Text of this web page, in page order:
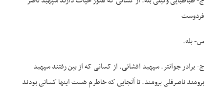
فردوست
س- بله.
ج- برادر جوانتر. سپهبد افشائی. از کسانی که از بین رفتند سپهبد
برومند ناصرقلی برومند. تا آنجایی که خاطرم هست اینها کسانی بودند